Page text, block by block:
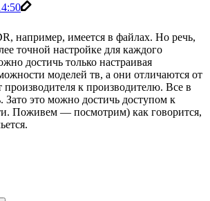
например, имеется в файлах. Но речь,
точной настройке для каждого
достичь только настраивая
моделей тв, а они отличаются от
к производителю. Все в
это можно достичь доступом к
Поживем — посмотрим) как говорится,